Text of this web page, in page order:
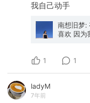
我自己动手
南想旧梦:
喜欢 因为
1 1
ladyM
7年前